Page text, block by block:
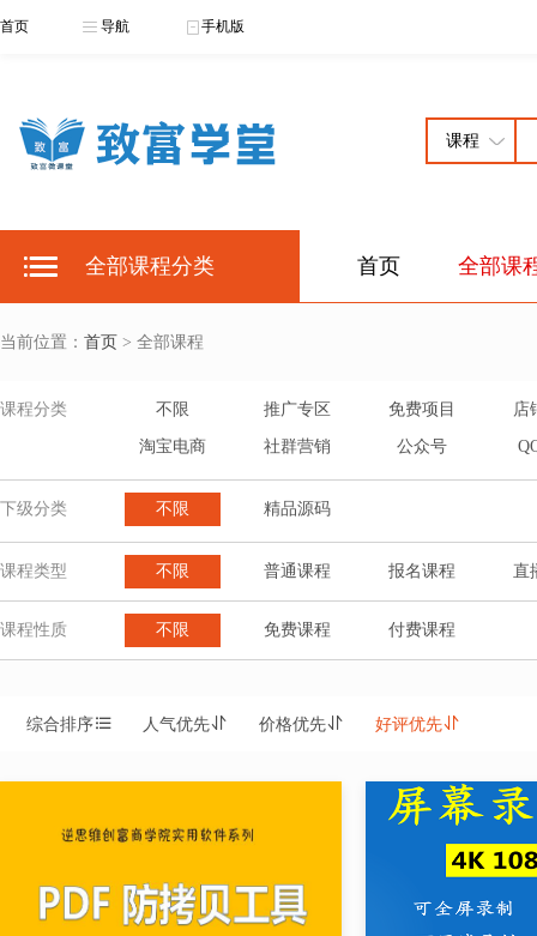
首页 导航 手机版
全部课程分类 首页 全部课
当前位置： 首页 > 全部课程
课程分类 不限 推广专区 免费项目 店
淘宝电商 社群营销 公众号
下级分类 不限 精品源码
课程类型 不限 普通课程 报名课程 直
课程性质 不限 免费课程 付费课程
综合排序 人气优先 价格优先 好评优先